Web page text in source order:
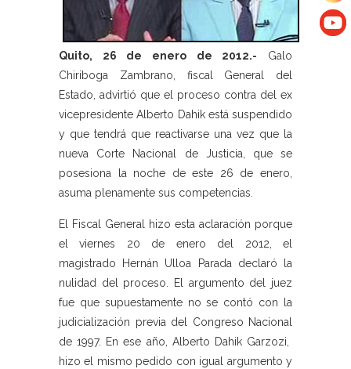
Quito, 26 de enero de 2012.- Galo
Chiriboga Zambrano, fiscal General del
Estado, advirtió que el proceso contra del ex
vicepresidente Alberto Dahik está suspendido
y que tendrá que reactivarse una vez que la
nueva Corte Nacional de Justicia, que se
posesiona la noche de este 26 de enero,
asuma plenamente sus competencias.
El Fiscal General hizo esta aclaración porque
el viernes 20 de enero del 2012, el
magistrado Hernán Ulloa Parada declaró la
nulidad del proceso. El argumento del juez
fue que supuestamente no se contó con la
judicialización previa del Congreso Nacional
de 1997. En ese año, Alberto Dahik Garzozi,
hizo el mismo pedido con igual argumento y